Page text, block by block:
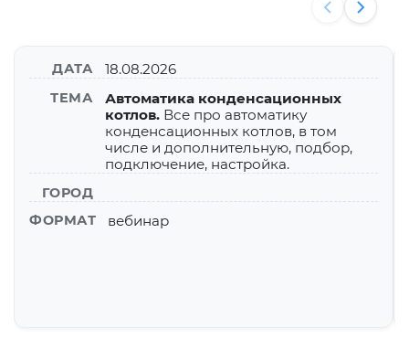
ДАТА 18.08.2026
ТЕМА
Автоматика конденсационных
котлов.Все про автоматику
конденсационных котлов, в том
числе и дополнительную, подбор,
подключение, настройка.
ГОРОД
ФОРМАТ
вебинар